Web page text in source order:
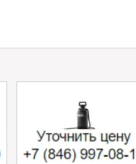
Опрыскиватель ручной